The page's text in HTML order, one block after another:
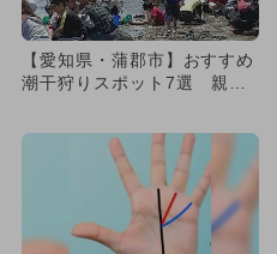
【愛知県・蒲郡市】おすすめ
潮干狩りスポット7選 親子